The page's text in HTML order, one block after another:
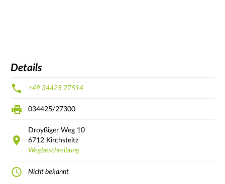
Details
+49 34425 27514
034425/27300
Droyßiger Weg 10
6712 Kirchsteitz
Wegbeschreibung
Nicht bekannt